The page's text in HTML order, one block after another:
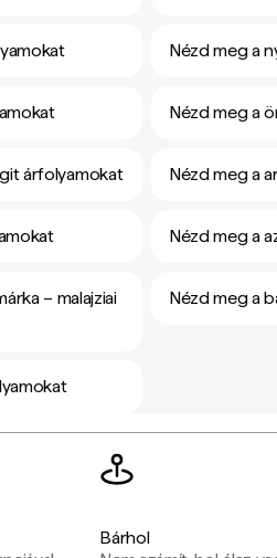
Nézd meg a
Nézd meg a
árfolyamokat Nézd meg a
Nézd meg a
– malajziai
Nézd meg a
Bárhol